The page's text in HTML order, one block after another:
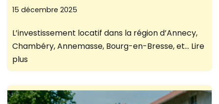
15 décembre 2025
L’investissement locatif dans la région d’Annecy,
Chambéry, Annemasse, Bourg-en-Bresse, et… Lire
plus